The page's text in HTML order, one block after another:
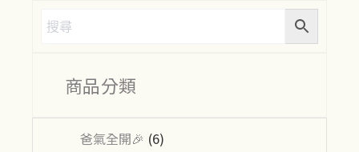
商品分類
爸氣全開🎉 (6)